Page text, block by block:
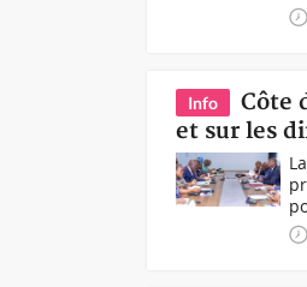
Info
Côte
et sur les